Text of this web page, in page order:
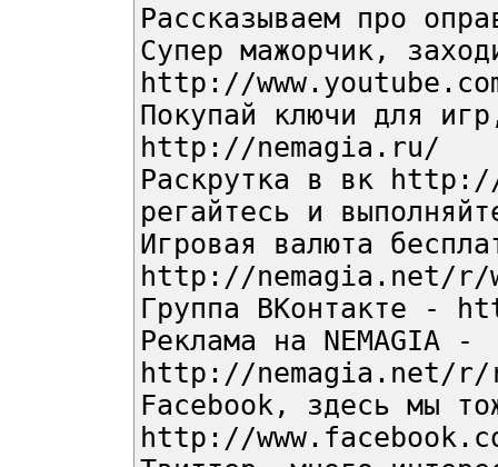
Рассказываем про
Супер мажорчик,
http://
Покупай ключи для
http://nemagia.ru/
Раскрутка в вк
регайтесь и
Игровая валюта
http://nemagia.net/r/
Группа ВКонтакте -
Реклама на NEMAGIA -
http://nemagia.net/r/
Facebook, здесь мы
http://